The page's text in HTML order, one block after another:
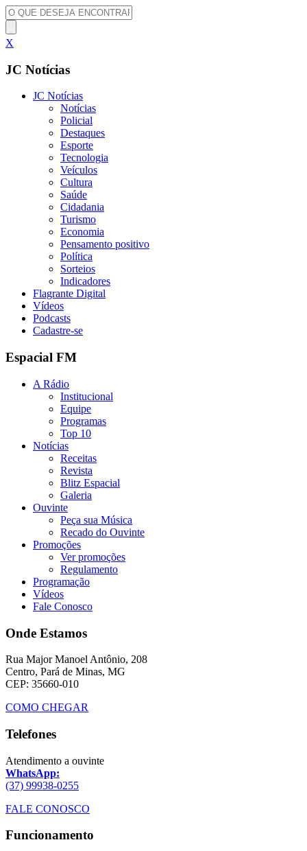
X
JC Notícias
JC Notícias
Notícias
Policial
Destaques
Esporte
Tecnologia
Veículos
Cultura
Saúde
Cidadania
Turismo
Economia
Pensamento positivo
Política
Sorteios
Indicadores
Flagrante Digital
Vídeos
Podcasts
Cadastre-se
Espacial FM
A Rádio
Institucional
Equipe
Programas
Top 10
Notícias
Receitas
Revista
Blitz Espacial
Galeria
Ouvinte
Peça sua Música
Recado do Ouvinte
Promoções
Ver promoções
Regulamento
Programação
Vídeos
Fale Conosco
Onde Estamos
Rua Major Manoel Antônio, 208
Centro, Pará de Minas, MG
CEP: 35660-010
COMO CHEGAR
Telefones
Atendimento a ouvinte
WhatsApp:
(37) 99938-0255
FALE CONOSCO
Funcionamento